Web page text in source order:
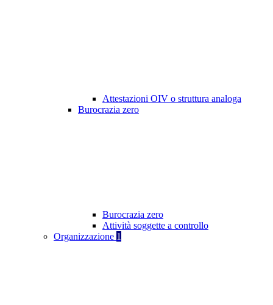
Attestazioni OIV o struttura analoga
Burocrazia zero
Burocrazia zero
Attività soggette a controllo
Organizzazione 1